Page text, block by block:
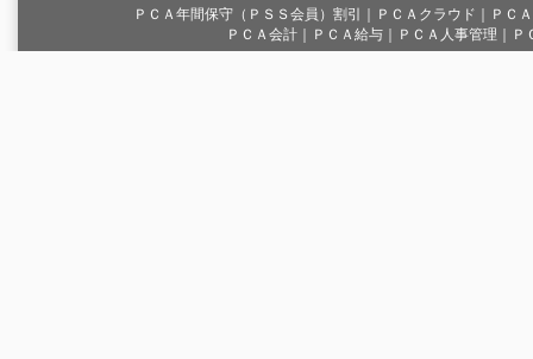
ＰＣＡ年間保守（ＰＳＳ会員）割引 ＰＣＡクラウド
ＰＣ
ＰＣＡ会計｜ＰＣＡ給与｜ＰＣＡ人事管理｜